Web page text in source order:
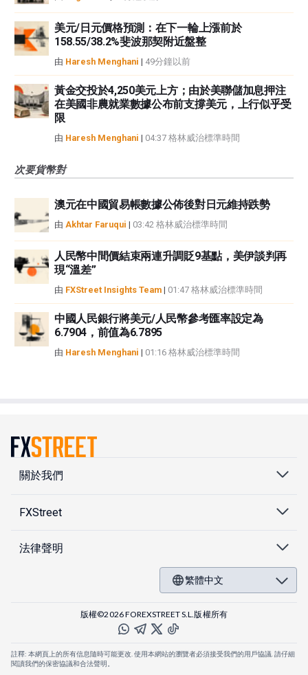
美元/日元價格預測：在下一輪上漲前於
158.55/38.2%斐波那契附近盤整
由 Haresh Menghani | 49分鐘以前
黃金交投於4,250美元上方；由於美聯儲加息押注
在美國非農就業數據公布前支撐美元，上行似乎受
限
由 Haresh Menghani | 04:37 格林威治標準時間
次要貨幣對
澳元在中國貿易帳數據公佈後對日元維持跌勢
由 Akhtar Faruqui | 03:42 格林威治標準時間
人民幣中間價結束兩連升調貶9基點，美伊談判再
現“溫差”
由 FXStreet Insights Team | 01:47 格林威治標準時間
中國人民銀行將美元/人民幣參考匯率設定為
6.7904，前值為6.7895
由 Haresh Menghani | 01:16 格林威治標準時間
關於我們
FXStreet
法律聲明
繁體中文
版權©2026 FOREXSTREET S.L.版權所有
註釋: 本網頁上的所有信息隨時可能更改. 使用本網站的瀏覽者必須接受我們的用戶協議. 請仔細
閱讀我們的保密協議和合法聲明。